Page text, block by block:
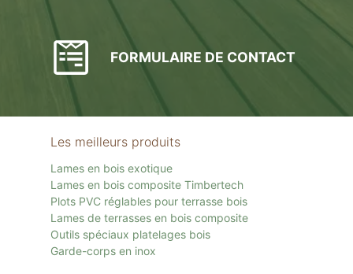
FORMULAIRE DE CONTACT
Les meilleurs produits
Lames en bois exotique
Lames en bois composite Timbertech
Plots PVC réglables pour terrasse bois
Lames de terrasses en bois composite
Outils spéciaux platelages bois
Garde-corps en inox